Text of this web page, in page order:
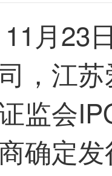
月23
，江
监会
确定